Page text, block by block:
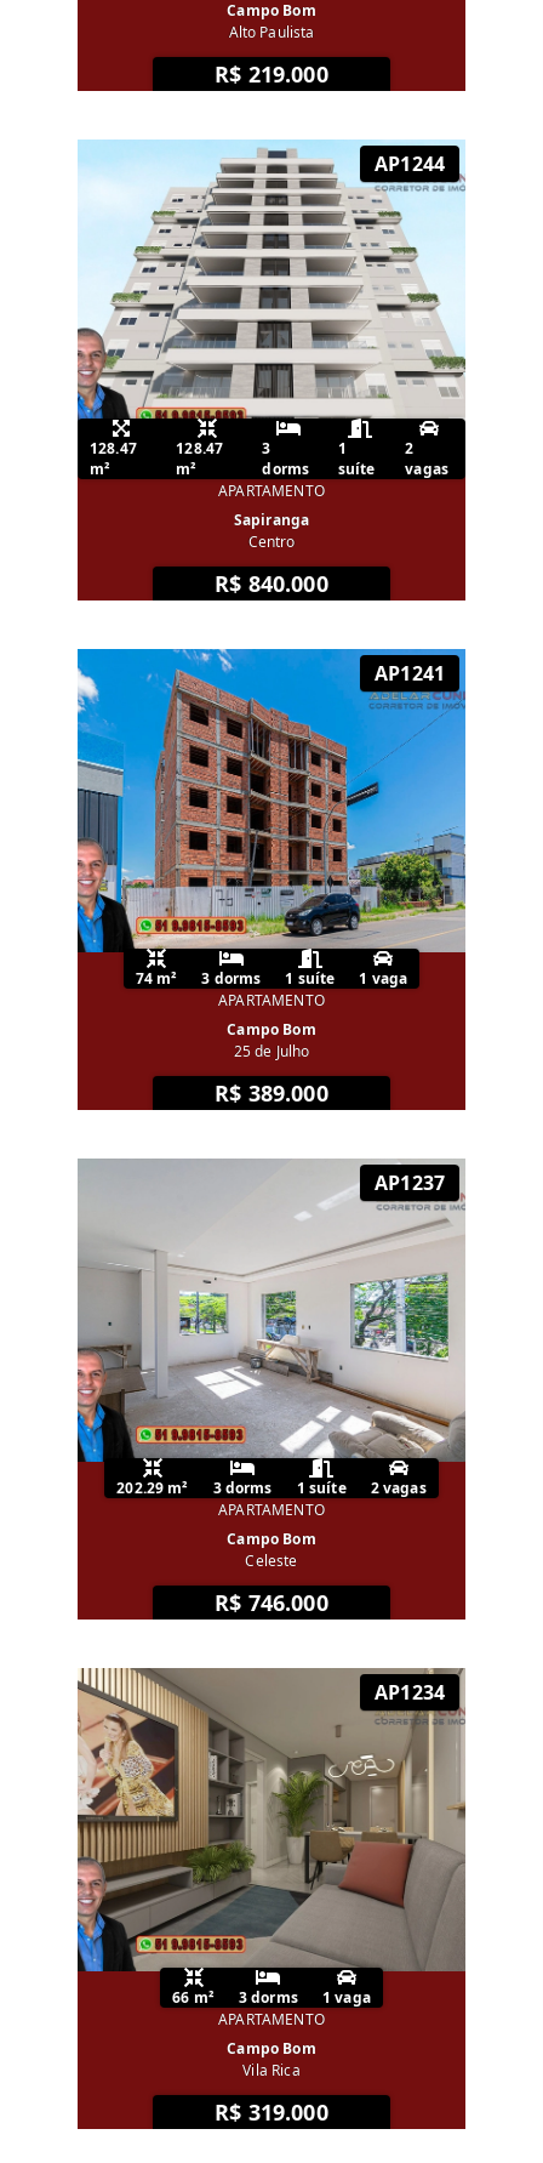
Campo Bom
Alto Paulista
R$ 219.000
AP1244
128.47
m²
128.47
m²
3
dorms
1
suíte
2
vagas
APARTAMENTO
Sapiranga
Centro
R$ 840.000
AP1241
74 m² 3 dorms 1 suíte
1 vaga
APARTAMENTO
Campo Bom
25 de Julho
R$ 389.000
AP1237
202.29 m² 3 dorms 1 suíte
2 vagas
APARTAMENTO
Campo Bom
Celeste
R$ 746.000
AP1234
66 m² 3 dorms
1 vaga
APARTAMENTO
Campo Bom
Vila Rica
R$ 319.000